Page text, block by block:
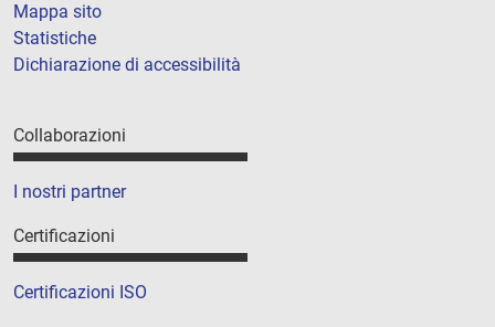
Mappa sito
Statistiche
Dichiarazione di accessibilità
Collaborazioni
I nostri partner
Certificazioni
Certificazioni ISO